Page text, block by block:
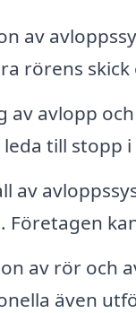
av
rörens
av avlopp
leda till stopp
av
Företagen
av rör och
även